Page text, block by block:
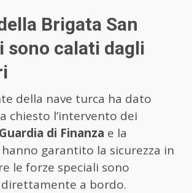
Brigata San
sono calati dagli
della nave turca ha dato
chiesto l’intervento dei
Guardia di Finanza e la
hanno garantito la sicurezza in
le forze speciali sono
a bordo.